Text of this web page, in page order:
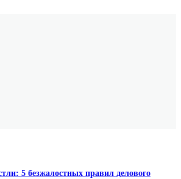
5 безжалостных правил делового